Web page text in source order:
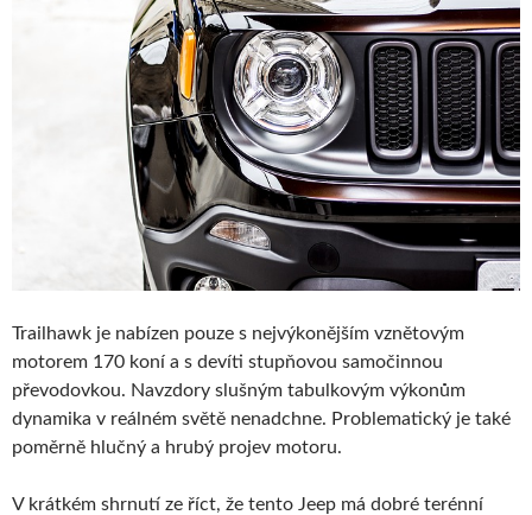
Trailhawk je nabízen pouze s nejvýkonějším vznětovým
motorem 170 koní a s devíti stupňovou samočinnou
převodovkou. Navzdory slušným tabulkovým výkonům
dynamika v reálném světě nenadchne. Problematický je také
poměrně hlučný a hrubý projev motoru.
V krátkém shrnutí ze říct, že tento Jeep má dobré terénní